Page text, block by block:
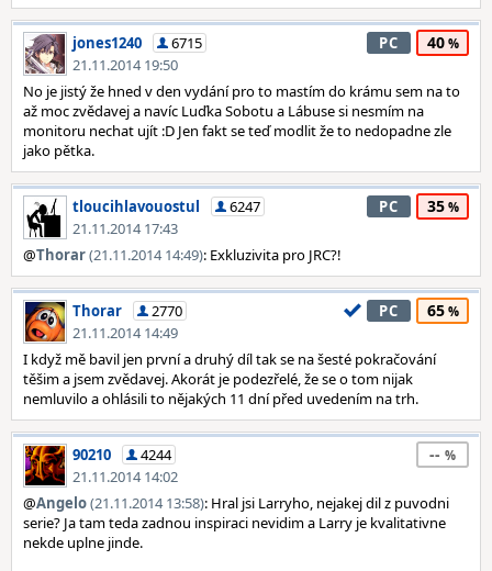
jones1240
6715
21.11.2014 19:50
PC 40
No je jistý že hned v den vydání pro to mastím do krámu sem na to
až moc zvědavej a navíc Luďka Sobotu a Lábuse si nesmím na
monitoru nechat ujít :D Jen fakt se teď modlit že to nedopadne zle
jako pětka.
tloucihlavouostul
6247
21.11.2014 17:43
PC 35
@Thorar(21.11.2014 14:49): Exkluzivita pro JRC?!
Thorar
2770
21.11.2014 14:49
PC 65
I když mě bavil jen první a druhý díl tak se na šesté pokračování
těšim a jsem zvědavej. Akorát je podezřelé, že se o tom nijak
nemluvilo a ohlásili to nějakých 11 dní před uvedením na trh.
90210
4244
21.11.2014 14:02
--
@Angelo(21.11.2014 13:58): Hral jsi Larryho, nejakej dil z puvodni
serie? Ja tam teda zadnou inspiraci nevidim a Larry je kvalitativne
nekde uplne jinde.